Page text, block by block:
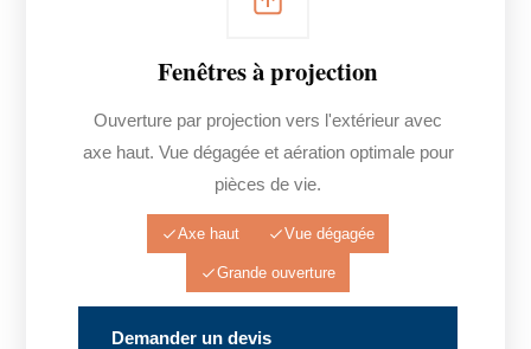
Fenêtres à projection
Ouverture par projection vers l'extérieur avec
axe haut. Vue dégagée et aération optimale pour
pièces de vie.
Axe haut Vue dégagée
Grande ouverture
Demander un devis